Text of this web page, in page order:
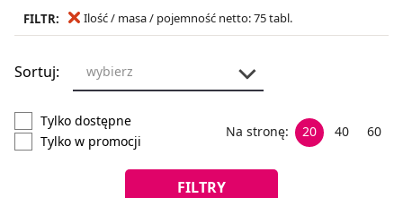
FILTR: Ilość / masa / pojemność netto: 75 tabl.
Sortuj: wybierz
Tylko dostępne
Tylko w promocji
Na stronę: 20 40 60
FILTRY